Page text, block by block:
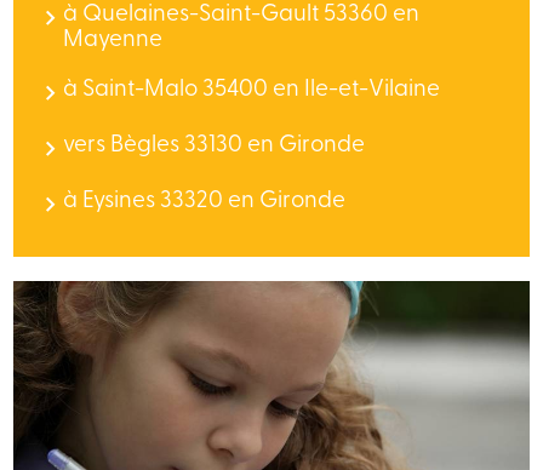
à Quelaines-Saint-Gault 53360 en
Mayenne
à Saint-Malo 35400 en Ile-et-Vilaine
vers Bègles 33130 en Gironde
à Eysines 33320 en Gironde